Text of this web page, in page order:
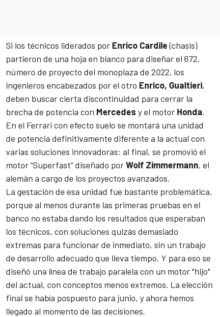
Si los técnicos liderados por Enrico Cardile(chasis)
partieron de una hoja en blanco para diseñar el 672,
número de proyecto del monoplaza de 2022, los
ingenieros encabezados por el otro Enrico, Gualtieri,
deben buscar cierta discontinuidad para cerrar la
brecha de potencia con Mercedes y el motor Honda.
En el Ferrari con efecto suelo se montará una unidad
de potencia definitivamente diferente a la actual con
varias soluciones innovadoras: al final, se promovió el
motor “Superfast” diseñado porWolf Zimmermann, el
alemán a cargo de los proyectos avanzados.
La gestación de esa unidad fue bastante problemática,
porque al menos durante las primeras pruebas en el
banco no estaba dando los resultados que esperaban
los técnicos, con soluciones quizás demasiado
extremas para funcionar de inmediato, sin un trabajo
de desarrollo adecuado que lleva tiempo. Y para eso se
diseñó una línea de trabajo paralela con un motor "hijo"
del actual, con conceptos menos extremos. La elección
final se había pospuesto para junio, y ahora hemos
llegado al momento de las decisiones.